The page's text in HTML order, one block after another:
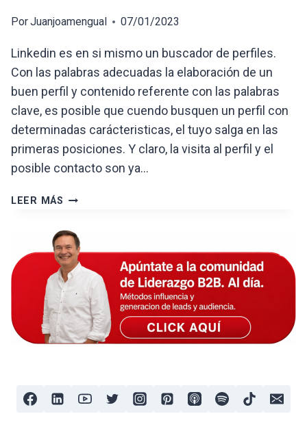
PorJuanjoamengual 07/01/2023
Linkedin es en si mismo un buscador de perfiles.
Con las palabras adecuadas la elaboración de un
buen perfil y contenido referente con las palabras
clave, es posible que cuendo busquen un perfil con
determinadas carácteristicas, el tuyo salga en las
primeras posiciones. Y claro, la visita al perfil y el
posible contacto son ya…
LEER MÁS CÓMO
TU
PERFIL
EN
EL
BUSCADOR
DE
LINKEDIN